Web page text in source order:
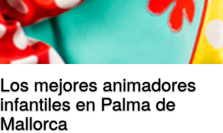
Los mejores animadores
infantiles en Palma de
Mallorca